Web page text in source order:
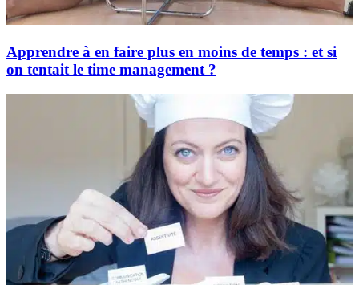
Apprendre à en faire plus en moins de temps : et si
on tentait le time management ?